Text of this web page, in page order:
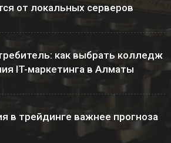
от локальных серверов
как выбрать колледж
IT-маркетинга в Алматы
в трейдинге важнее прогноза